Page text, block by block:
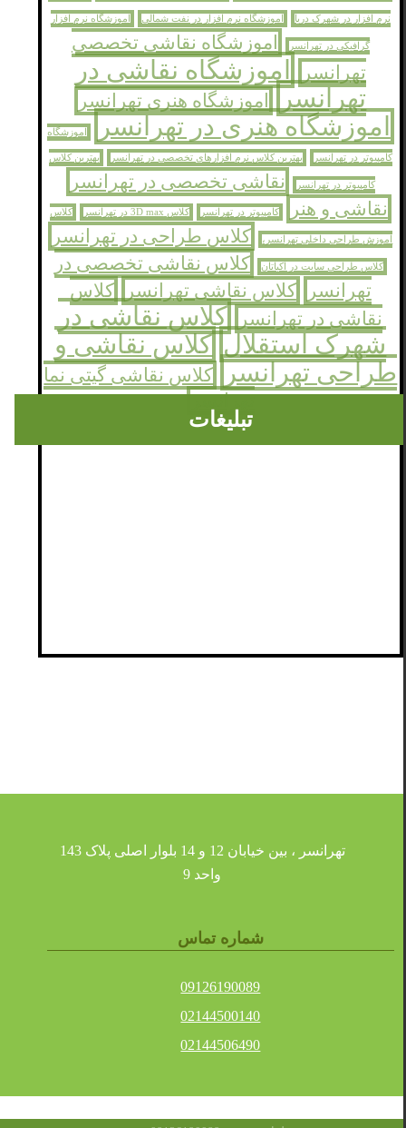
نرم افزار در شهرک دریا اموزشگاه نرم افزار در نفت شمالی اموزشگاه نرم افزار
گرافیکی در تهرانسر
اموزشگاه نقاشی تخصصی
تهرانسر
اموزشگاه نقاشی در
تهرانسر
اموزشگاه هنری تهرانسر
اموزشگاه هنری در تهرانسر اموزشگاه
کامپیوتر در تهرانسر بهترین کلاس نرم افزارهای تخصصی در تهرانسر بهترین کلاس
کامپیوتر در تهرانسر
نقاشی تخصصی در تهرانسر
نقاشی و هنر
کامپیوتر در تهرانسر کلاس 3D max در تهرانسر کلاس
اموزش طراحی داخلی تهرانسر، کلاس طراحی در تهرانسر
کلاس طراحی سایت در اکباتان
کلاس نقاشی تخصصی در
تهرانسر
کلاس نقاشی تهرانسر
کلاس
نقاشی در تهرانسر
کلاس نقاشی در
شهرک استقلال کلاس نقاشی و
طراحی تهرانسر کلاس نقاشی گیتی نما
تهرانسر
تبلیغات
تهرانسر ، بین خیابان 12 و 14 بلوار اصلی پلاک 143
واحد 9
شماره تماس
09126190089
02144500140
02144506490